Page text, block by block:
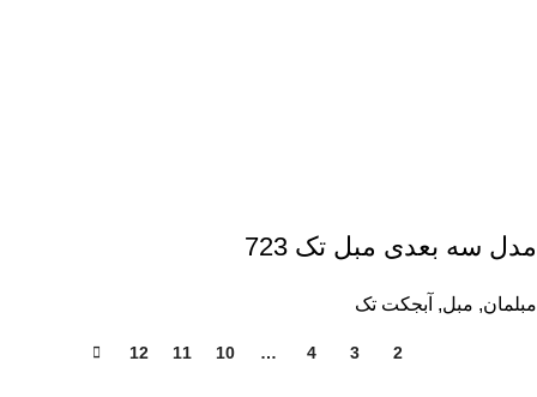
مدل سه بعدی مبل تک 723
مبلمان, مبل, آبجکت تک
2
3
4
…
10
11
12